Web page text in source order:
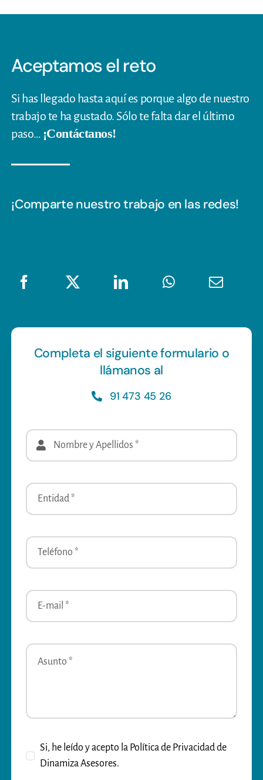
Aceptamos el reto
Si has llegado hasta aquí es porque algo de nuestro
trabajo te ha gustado. Sólo te falta dar el último
paso… ¡Contáctanos!
¡Comparte nuestro trabajo en las redes!
Completa el siguiente formulario o
llámanos al
91 473 45 26
Si, he leído y acepto la Política de Privacidad de
Dinamiza Asesores.